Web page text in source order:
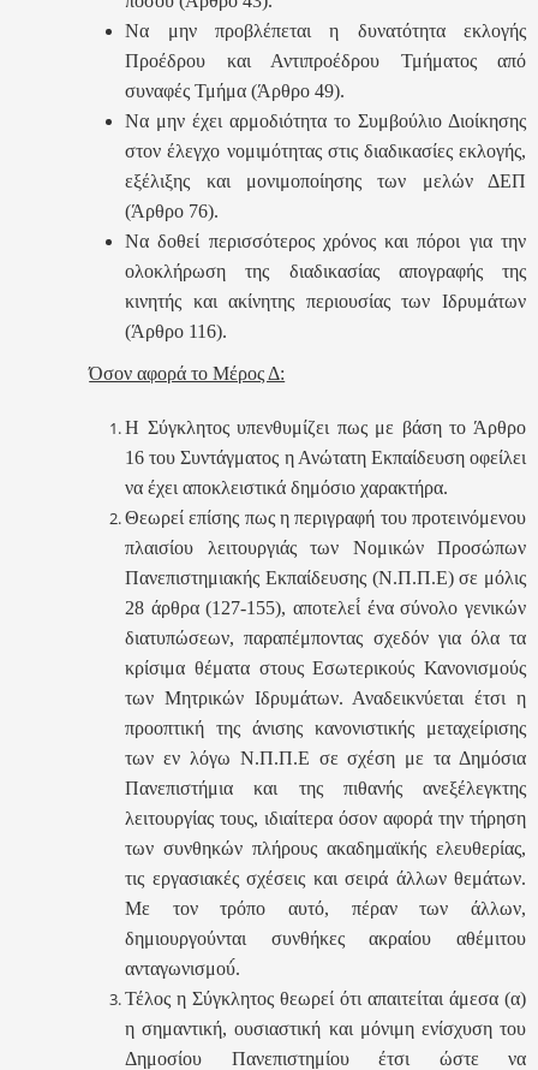
Να μην προβλέπεται η δυνατότητα εκλογής
Προέδρου και Αντιπροέδρου Τμήματος από
συναφές Τμήμα (Άρθρο 49).
Να μην έχει αρμοδιότητα το Συμβούλιο Διοίκησης
στον έλεγχο νομιμότητας στις διαδικασίες εκλογής,
εξέλιξης και μονιμοποίησης των μελών ΔΕΠ
(Άρθρο 76).
Να δοθεί περισσότερος χρόνος και πόροι για την
ολοκλήρωση της διαδικασίας απογραφής της
κινητής και ακίνητης περιουσίας των Ιδρυμάτων
(Άρθρο 116).
Όσον αφορά το Μέρος Δ:
Η Σύγκλητος υπενθυμίζει πως με βάση το Άρθρο
16 του Συντάγματος η Ανώτατη Εκπαίδευση οφείλει
να έχει αποκλειστικά δημόσιο χαρακτήρα.
Θεωρεί επίσης πως η περιγραφή του προτεινόμενου
πλαισίου λειτουργιάς των Νομικών Προσώπων
Πανεπιστημιακής Εκπαίδευσης (Ν.Π.Π.Ε) σε μόλις
28 άρθρα (127-155), αποτελεί́ ένα σύνολο γενικών
διατυπώσεων, παραπέμποντας σχεδόν για όλα τα
κρίσιμα θέματα στους Εσωτερικούς Κανονισμούς
των Μητρικών Ιδρυμάτων. Αναδεικνύεται έτσι η
προοπτική της άνισης κανονιστικής μεταχείρισης
των εν λόγω Ν.Π.Π.Ε σε σχέση με τα Δημόσια
Πανεπιστήμια και της πιθανής ανεξέλεγκτης
λειτουργίας τους, ιδιαίτερα όσον αφορά την τήρηση
των συνθηκών πλήρους ακαδημαϊκής ελευθερίας,
τις εργασιακές σχέσεις και σειρά άλλων θεμάτων.
Με τον τρόπο αυτό, πέραν των άλλων,
δημιουργούνται συνθήκες ακραίου αθέμιτου
ανταγωνισμού́.
Τέλος η Σύγκλητος θεωρεί ότι απαιτείται άμεσα (α)
η σημαντική, ουσιαστική και μόνιμη ενίσχυση του
Δημοσίου Πανεπιστημίου έτσι ώστε να